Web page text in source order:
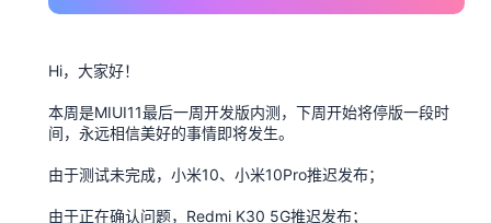
Hi，大家好！
本周是MIUI11最后一周开发版内测，下周开始将停版一段时
间，永远相信美好的事情即将发生。
由于测试未完成，小米10、小米10Pro推迟发布；
由于正在确认问题，Redmi K30 5G推迟发布；